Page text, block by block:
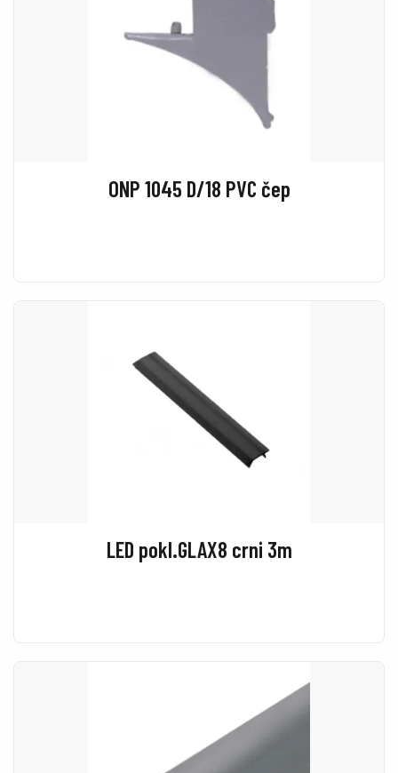
ONP 1045 D/18 PVC čep
LED pokl.GLAX8 crni 3m